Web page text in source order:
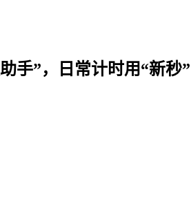
手”，日常计时用“新秒